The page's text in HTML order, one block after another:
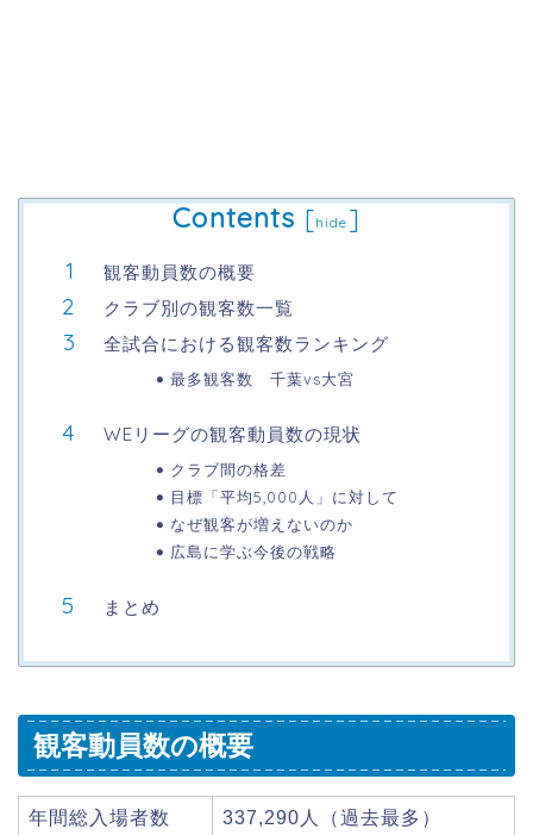
Contents [hide ]
観客動員数の概要
クラブ別の観客数一覧
全試合における観客数ランキング
最多観客数 千葉vs大宮
WEリーグの観客動員数の現状
クラブ間の格差
目標「平均5,000人」に対して
なぜ観客が増えないのか
広島に学ぶ今後の戦略
まとめ
観客動員数の概要
年間総入場者数 337,290人（過去最多）